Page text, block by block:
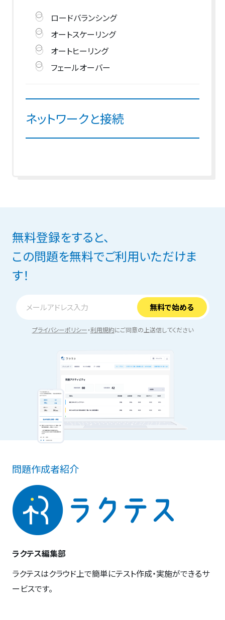
ロードバランシング
オートスケーリング
オートヒーリング
フェールオーバー
ネットワークと接続
無料登録をすると、
この問題を無料でご利用いただけま
す！
プライバシーポリシー・利用規約にご同意の上送信してください
問題作成者紹介
ラクテス編集部
ラクテスはクラウド上で簡単にテスト作成・実施ができるサ
ービスです。